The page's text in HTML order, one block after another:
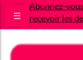
Abonnez-
recevoir les
☰